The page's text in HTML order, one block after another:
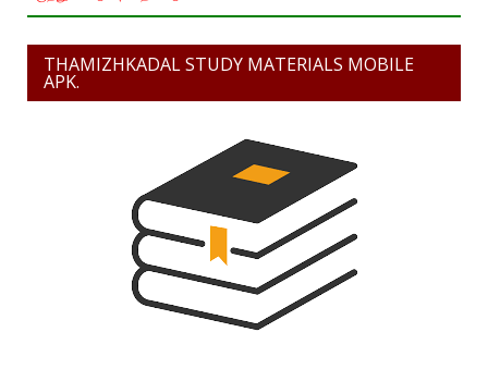
THAMIZHKADAL STUDY MATERIALS MOBILE
APK.